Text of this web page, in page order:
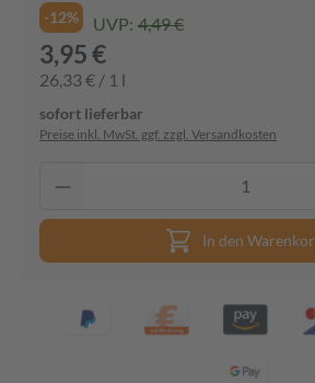
-12% UVP: 4,49 €
3,95 €
26,33 € / 1 l
sofort lieferbar
Preise inkl. MwSt. ggf. zzgl. Versandkosten
In den